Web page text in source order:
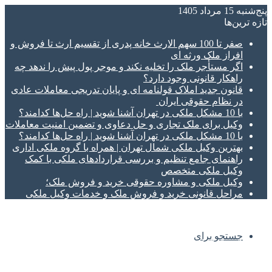
پنج‌شنبه 15 مرداد 1405
تازه‌ ترین‌ها
صفر تا 100 سهم الارث خانه پدری از تقسیم ارث تا فروش و
افراز ملک ورثه ای
اگر مستأجر ملک را تخلیه نکند و موجر پول پیش را ندهد چه
راهکار قانونی وجود دارد؟
قانون جدید املاک قولنامه ای و پایان تدریجی معاملات عادی
در نظام حقوقی ایران
با 10 مشکل ملکی در تهران آشنا شوید | راه حل‌ها کدامند؟
وکیل برای ملک تجاری و حل دعاوی و تضمین امنیت معاملات
با 10 مشکل ملکی در تهران آشنا شوید | راه حل‌ها کدامند؟
بهترین وکیل ملکی شمال تهران | همراه با گروه ملکی اداری
راهنمای جامع تنظیم و بررسی قراردادهای ملکی با کمک
وکیل ملکی متخصص
وکیل ملکی و مشاوره حقوقی خرید و فروش ملک؛
مراحل قانونی خرید و فروش ملک و خدمات وکیل ملکی
جستجو برای